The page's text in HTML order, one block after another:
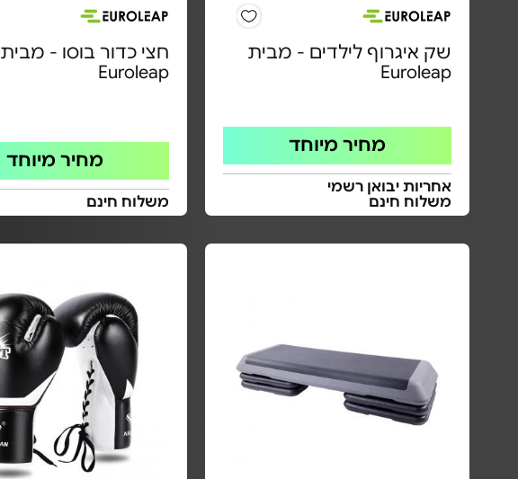
שק איגרוף לילדים - מבית
Euroleap
מחיר מיוחד
אחריות יבואן רשמי
משלוח חינם
חצי כדור בוסו - מבית
Euroleap
מחיר מיוחד
משלוח חינם